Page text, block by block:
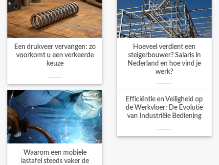
Een drukveer vervangen: zo
voorkomt u een verkeerde
keuze
Hoeveel verdient een
steigerbouwer? Salaris in
Nederland en hoe vind je
werk?
Waarom een mobiele
lastafel steeds vaker de
Efficiëntie en Veiligheid op
de Werkvloer: De Evolutie
van Industriële Bediening